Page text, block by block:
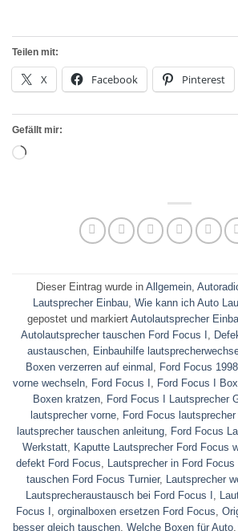
Teilen mit:
X Facebook Pinterest
Gefällt mir:
Wird
Dieser Eintrag wurde in Allgemein,
Lautsprecher Einbau, Wie kann ich Auto
gepostet und markiert Autolautsprecher
Autolautsprecher tauschen Ford Focus I ,
austauschen, Einbauhilfe
Boxen verzerren auf einmal , Ford Focus
vorne wechseln, Ford Focus I , Ford Focus I
Boxen kratzen, Ford Focus I Lautsprecher
lautsprecher vorne, Ford Focus lautsprecher
lautsprecher tauschen anleitung, Ford Focus
Werkstatt, Kaputte Lautsprecher Ford Focus
defekt Ford Focus, Lautsprecher in Ford Focus
tauschen Ford Focus Turnier, Lautsprecher
Lautsprecheraustausch bei Ford Focus I ,
Focus I , orginalboxen ersetzen Ford Focus,
besser gleich tauschen, Welche Boxen für Auto,